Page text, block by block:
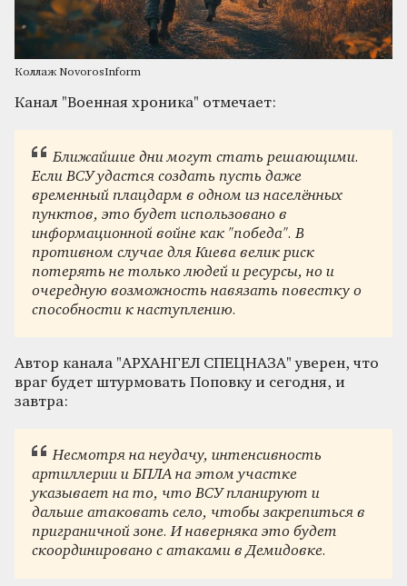
Коллаж NovorosInform
Канал "Военная хроника" отмечает:
Ближайшие дни могут стать решающими.
Если ВСУ удастся создать пусть даже
временный плацдарм в одном из населённых
пунктов, это будет использовано в
информационной войне как "победа". В
противном случае для Киева велик риск
потерять не только людей и ресурсы, но и
очередную возможность навязать повестку о
способности к наступлению.
Автор канала "АРХАНГЕЛ СПЕЦНАЗА" уверен, что
враг будет штурмовать Поповку и сегодня, и
завтра:
Несмотря на неудачу, интенсивность
артиллерии и БПЛА на этом участке
указывает на то, что ВСУ планируют и
дальше атаковать село, чтобы закрепиться в
приграничной зоне. И наверняка это будет
скоординировано с атаками в Демидовке.